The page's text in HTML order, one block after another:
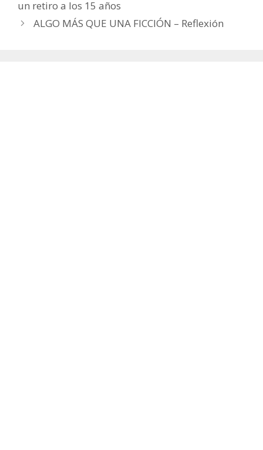
un retiro a los 15 años
ALGO MÁS QUE UNA FICCIÓN – Reflexión